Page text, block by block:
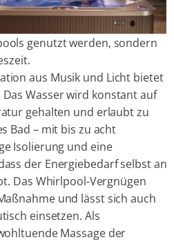
genutzt werden, sondern
aus Musik und Licht bietet
Wasser wird konstant auf
gehalten und erlaubt zu
Bad – mit bis zu acht
Isolierung und eine
der Energiebedarf selbst an
Das Whirlpool-Vergnügen
und lässt sich auch
einsetzen. Als
Massage der